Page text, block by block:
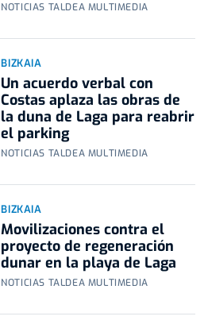
NOTICIAS TALDEA MULTIMEDIA
BIZKAIA
Un acuerdo verbal con
Costas aplaza las obras de
la duna de Laga para reabrir
el parking
NOTICIAS TALDEA MULTIMEDIA
BIZKAIA
Movilizaciones contra el
proyecto de regeneración
dunar en la playa de Laga
NOTICIAS TALDEA MULTIMEDIA